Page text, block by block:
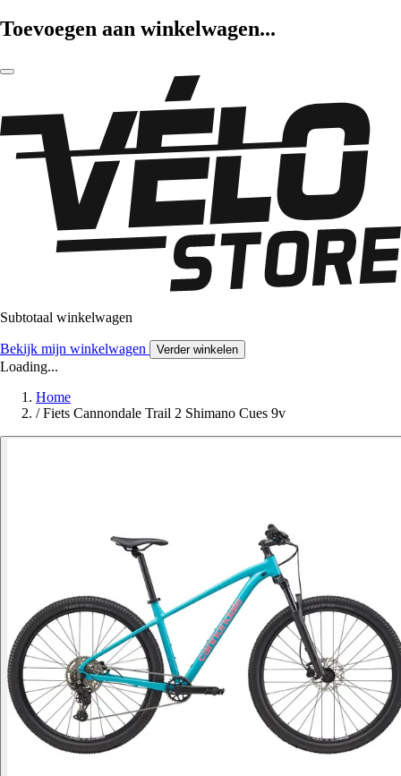
Toevoegen aan winkelwagen...
Subtotaal winkelwagen
Bekijk mijn winkelwagen Verder winkelen
Loading...
Home
/ Fiets Cannondale Trail 2 Shimano Cues 9v